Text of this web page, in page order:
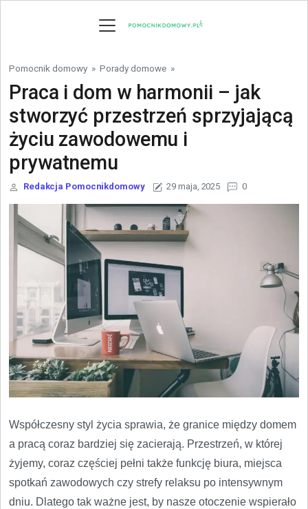
Pomocnik domowy » Porady domowe »
Praca i dom w harmonii – jak
stworzyć przestrzeń sprzyjającą
życiu zawodowemu i
prywatnemu
Redakcja Pomocnikdomowy 29 maja, 2025 0
Współczesny styl życia sprawia, że granice między domem
a pracą coraz bardziej się zacierają. Przestrzeń, w której
żyjemy, coraz częściej pełni także funkcję biura, miejsca
spotkań zawodowych czy strefy relaksu po intensywnym
dniu. Dlatego tak ważne jest, by nasze otoczenie wspierało